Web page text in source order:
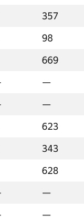
357
98
669
—
—
623
343
628
—
—
357
98
669
—
—
623
343
628
—
—